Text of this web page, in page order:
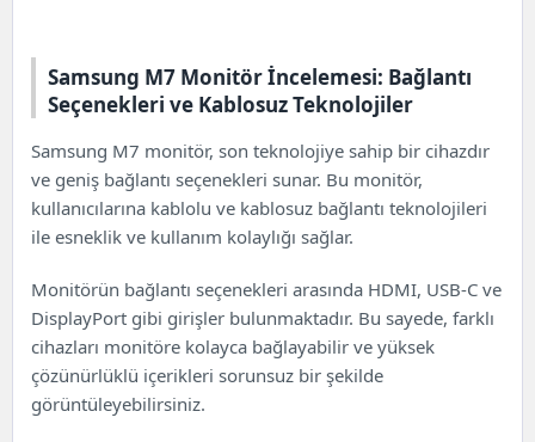
Samsung M7 Monitör İncelemesi: Bağlantı
Seçenekleri ve Kablosuz Teknolojiler
Samsung M7 monitör, son teknolojiye sahip bir cihazdır
ve geniş bağlantı seçenekleri sunar. Bu monitör,
kullanıcılarına kablolu ve kablosuz bağlantı teknolojileri
ile esneklik ve kullanım kolaylığı sağlar.
Monitörün bağlantı seçenekleri arasında HDMI, USB-C ve
DisplayPort gibi girişler bulunmaktadır. Bu sayede, farklı
cihazları monitöre kolayca bağlayabilir ve yüksek
çözünürlüklü içerikleri sorunsuz bir şekilde
görüntüleyebilirsiniz.